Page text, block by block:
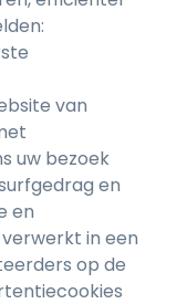
van
uw bezoek
en
en
in een
op de